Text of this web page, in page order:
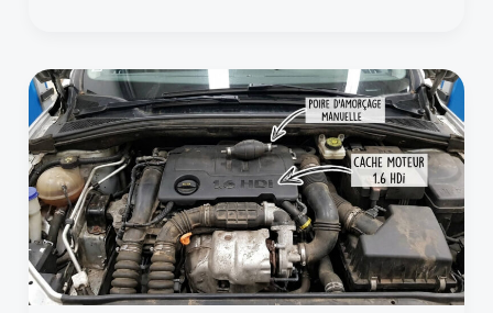
Réamorcer
une
pompe
à
gasoil
1.6
HDi
: